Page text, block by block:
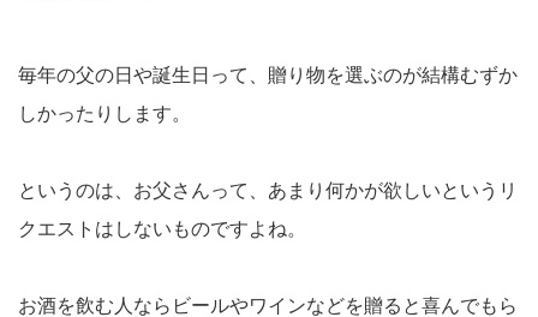
毎年の父の日や誕生日って、贈り物を選ぶのが結構むずか
しかったりします。
というのは、お父さんって、あまり何かが欲しいというリ
クエストはしないものですよね。
お酒を飲む人ならビールやワインなどを贈ると喜んでもら